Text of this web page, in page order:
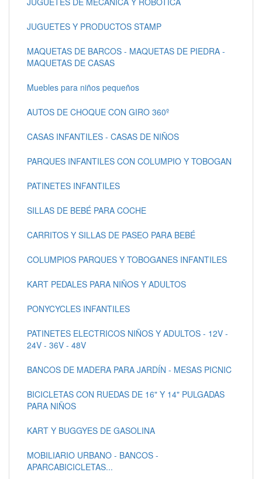
JUGUETES Y PRODUCTOS STAMP
MAQUETAS DE BARCOS - MAQUETAS DE PIEDRA -
MAQUETAS DE CASAS
Muebles para niños pequeños
AUTOS DE CHOQUE CON GIRO 360º
CASAS INFANTILES - CASAS DE NIÑOS
PARQUES INFANTILES CON COLUMPIO Y TOBOGAN
PATINETES INFANTILES
SILLAS DE BEBÉ PARA COCHE
CARRITOS Y SILLAS DE PASEO PARA BEBÉ
COLUMPIOS PARQUES Y TOBOGANES INFANTILES
KART PEDALES PARA NIÑOS Y ADULTOS
PONYCYCLES INFANTILES
PATINETES ELECTRICOS NIÑOS Y ADULTOS - 12V -
24V - 36V - 48V
BANCOS DE MADERA PARA JARDÍN - MESAS PICNIC
BICICLETAS CON RUEDAS DE 16" Y 14" PULGADAS
PARA NIÑOS
KART Y BUGGYES DE GASOLINA
MOBILIARIO URBANO - BANCOS -
APARCABICICLETAS...